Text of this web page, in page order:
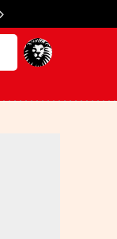
Crédito del Spotify Camp Nou